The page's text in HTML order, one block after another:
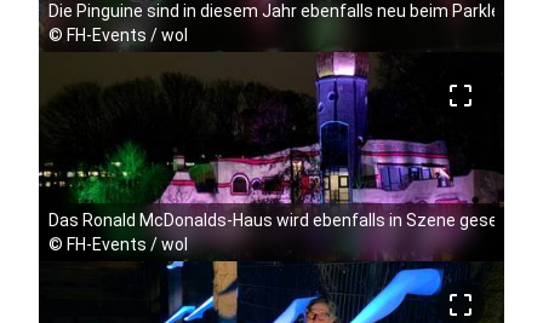
Die Pinguine sind in diesem Jahr ebenfalls neu beim
© FH-Events / wol
crop_free
Das Ronald McDonalds-Haus wird ebenfalls in Szene gesetzt
© FH-Events / wol
crop_free